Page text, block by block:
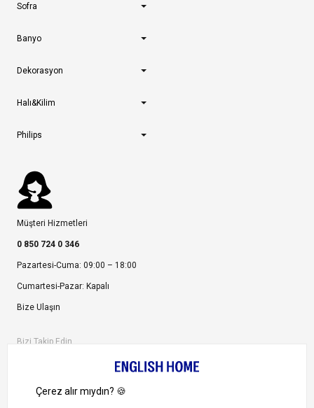
Sofra
Banyo
Dekorasyon
Halı&Kilim
Philips
Müşteri Hizmetleri
0 850 724 0 346
Pazartesi-Cuma: 09:00 – 18:00
Cumartesi-Pazar: Kapalı
Bize Ulaşın
Bizi Takip Edin